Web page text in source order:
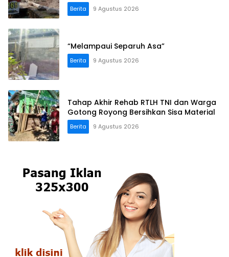
Berita 9 Agustus 2026
“Melampaui Separuh Asa”
Berita 9 Agustus 2026
Tahap Akhir Rehab RTLH TNI dan Warga
Gotong Royong Bersihkan Sisa Material
Berita 9 Agustus 2026